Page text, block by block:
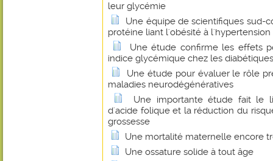
leur glycémie
Une équipe de scientifiques sud-
protéine liant l'obésité à l'hypertension
Une étude confirme les effets
indice glycémique chez les diabétiques
Une étude pour évaluer le rôle
maladies neurodégénératives
Une importante étude fait le
d'acide folique et la réduction du
grossesse
Une mortalité maternelle encore
Une ossature solide à tout âge